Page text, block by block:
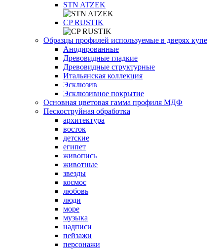
STN ATZEK
СP RUSTIK
Образцы профилей используемые в дверях купе
Анодированные
Древовидные гладкие
Древовидные структурные
Итальянская коллекция
Эсклюзив
Эсклюзивное покрытие
Основная цветовая гамма профиля МДФ
Пескоструйная обработка
архитектура
восток
детские
египет
живопись
животные
звезды
космос
любовь
люди
море
музыка
надписи
пейзажи
персонажи